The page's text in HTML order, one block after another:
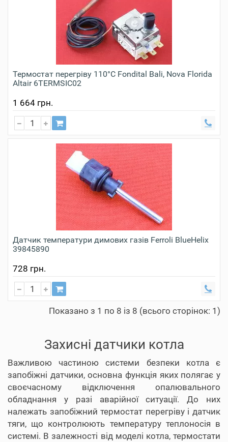
Термостат перегріву 110°С Fondital Bali, Nova Florida
Altair 6TERMSIC02
1 664 грн.
Датчик температури димових газів Ferroli BlueHelix
39845890
728 грн.
Показано з 1 по 8 із 8 (всього сторінок: 1)
Захисні датчики котла
Важливою частиною системи безпеки котла є
запобіжні датчики, основна функція яких полягає у
своєчасному відключення опалювального
обладнання у разі аварійної ситуації. До них
належать запобіжний термостат перегріву і датчик
тяги, що контролюють температуру теплоносія в
системі. В залежності від моделі котла, термостати